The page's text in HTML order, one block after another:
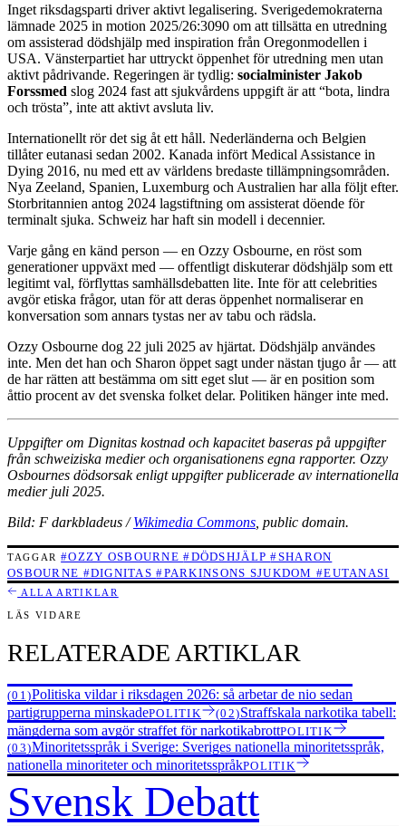
Inget riksdagsparti driver aktivt legalisering. Sverigedemokraterna
lämnade 2025 in motion 2025/26:3090 om att tillsätta en utredning
om assisterad dödshjälp med inspiration från Oregonmodellen i
USA. Vänsterpartiet har uttryckt öppenhet för utredning men utan
aktivt pådrivande. Regeringen är tydlig: socialminister Jakob
Forssmed slog 2024 fast att sjukvårdens uppgift är att “bota, lindra
och trösta”, inte att aktivt avsluta liv.
Internationellt rör det sig åt ett håll. Nederländerna och Belgien
tillåter eutanasi sedan 2002. Kanada infört Medical Assistance in
Dying 2016, nu med ett av världens bredaste tillämpningsområden.
Nya Zeeland, Spanien, Luxemburg och Australien har alla följt efter.
Storbritannien antog 2024 lagstiftning om assisterat döende för
terminalt sjuka. Schweiz har haft sin modell i decennier.
Varje gång en känd person — en Ozzy Osbourne, en röst som
generationer uppväxt med — offentligt diskuterar dödshjälp som ett
legitimt val, förflyttas samhällsdebatten lite. Inte för att celebrities
avgör etiska frågor, utan för att deras öppenhet normaliserar en
konversation som annars tystas ner av tabu och rädsla.
Ozzy Osbourne dog 22 juli 2025 av hjärtat. Dödshjälp användes
inte. Men det han och Sharon öppet sagt under nästan tjugo år — att
de har rätten att bestämma om sitt eget slut — är en position som
åttio procent av det svenska folket delar. Politiken hänger inte med.
Uppgifter om Dignitas kostnad och kapacitet baseras på uppgifter
från schweiziska medier och organisationens egna rapporter. Ozzy
Osbournes dödsorsak enligt uppgifter publicerade av internationella
medier juli 2025.
Bild: F darkbladeus /Wikimedia Commons , public domain.
TAGGAR #OZZY OSBOURNE#DÖDSHJÄLP#SHARON
OSBOURNE #DIGNITAS#PARKINSONS SJUKDOM #EUTANASI
ALLA ARTIKLAR
LÄS VIDARE
RELATERADE ARTIKLAR
(01)Politiska vildar i riksdagen 2026: så arbetar de nio sedan
partigrupperna minskadePOLITIK (02)Straffskala narkotika tabell:
mängderna som avgör straffet för narkotikabrottPOLITIK
(03)Minoritetsspråk i Sverige: Sveriges nationella minoritetsspråk,
nationella minoriteter och minoritetsspråkPOLITIK
Svensk Debatt